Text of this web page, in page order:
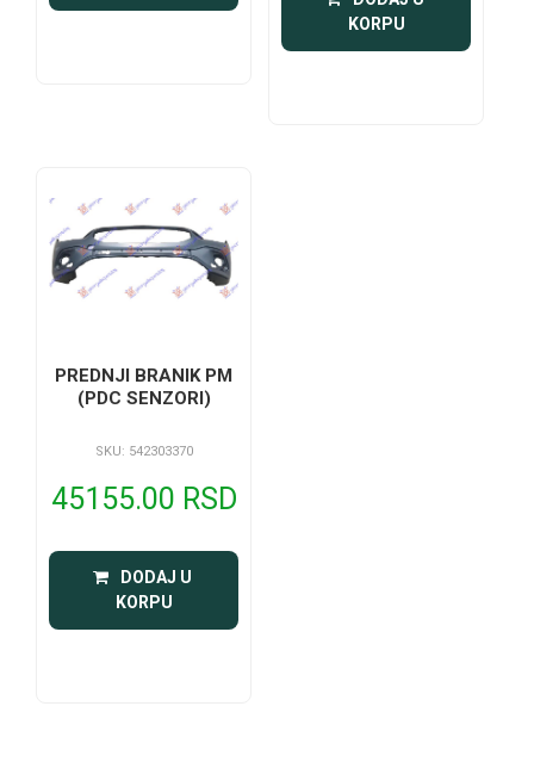
KORPU
PREDNJI BRANIK PM
(PDC SENZORI)
SKU: 542303370
45155.00 RSD
DODAJ U
KORPU